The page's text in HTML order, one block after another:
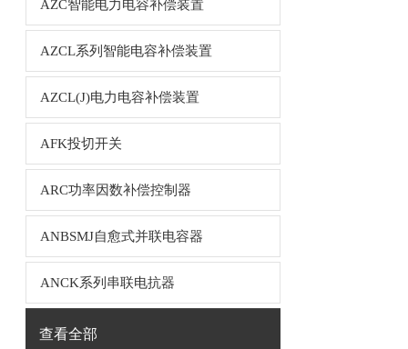
AZC智能电力电容补偿装置
AZCL系列智能电容补偿装置
AZCL(J)电力电容补偿装置
AFK投切开关
ARC功率因数补偿控制器
ANBSMJ自愈式并联电容器
ANCK系列串联电抗器
查看全部